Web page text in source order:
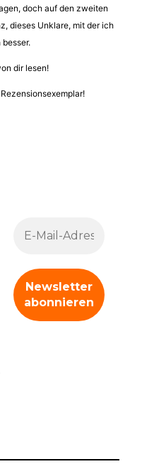
doch auf den zweiten
dieses Unklare, mit der ich
dir lesen!